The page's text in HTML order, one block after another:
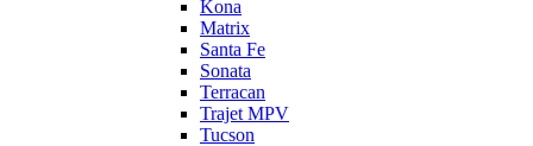
Kona
Matrix
Santa Fe
Sonata
Terracan
Trajet MPV
Tucson